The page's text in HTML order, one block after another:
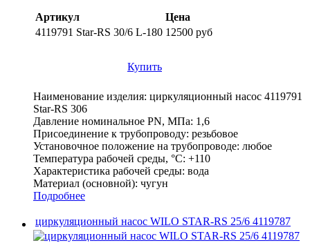
Артикул
Цена
4119791 Star-RS 30/6 L-180 12500 руб
Купить
Наименование изделия: циркуляционный насос 4119791
Star-RS 306
Давление номинальное PN, МПа: 1,6
Присоединение к трубопроводу: резьбовое
Установочное положение на трубопроводе: любое
Температура рабочей среды, °С: +110
Характеристика рабочей среды: вода
Материал (основной): чугун
Подробнее
циркуляционный насос WILO STAR-RS 25/6 4119787